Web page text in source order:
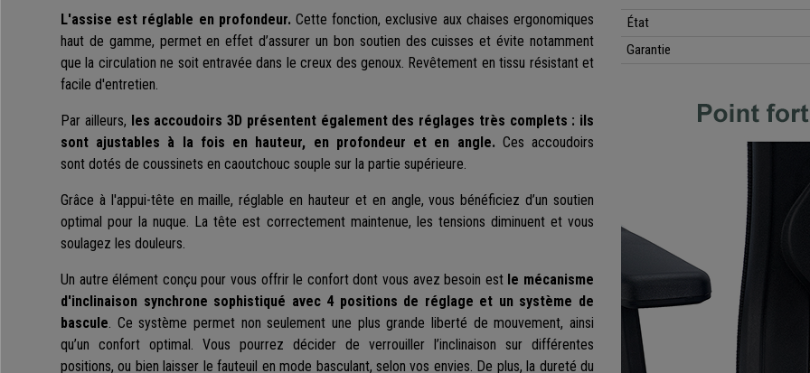
L'assise est réglable en profondeur. Cette fonction, exclusive aux chaises ergonomiques
haut de gamme, permet en effet d’assurer un bon soutien des cuisses et évite notamment
que la circulation ne soit entravée dans le creux des genoux. Revêtement en tissu résistant et
facile d'entretien.
Par ailleurs, les accoudoirs 3D présentent également des réglages très complets : ils
sont ajustables à la fois en hauteur, en profondeur et en angle. Ces accoudoirs
sont dotés de coussinets en caoutchouc souple sur la partie supérieure.
Grâce à l'appui-tête en maille, réglable en hauteur et en angle, vous bénéficiez d’un soutien
optimal pour la nuque. La tête est correctement maintenue, les tensions diminuent et vous
soulagez les douleurs.
Un autre élément conçu pour vous offrir le confort dont vous avez besoin est le mécanisme
d'inclinaison synchrone sophistiqué avec 4 positions de réglage et un système de
bascule. Ce système permet non seulement une plus grande liberté de mouvement, ainsi
qu’un confort optimal. Vous pourrez décider de verrouiller l’inclinaison sur différentes
positions, ou bien laisser le fauteuil en mode basculant, selon vos envies. De plus, la dureté du
État
Garantie